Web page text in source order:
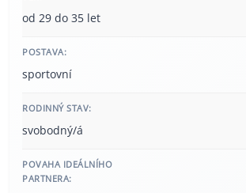
od 29 do 35 let
POSTAVA:
sportovní
RODINNÝ STAV:
svobodný/á
POVAHA IDEÁLNÍHO
PARTNERA: